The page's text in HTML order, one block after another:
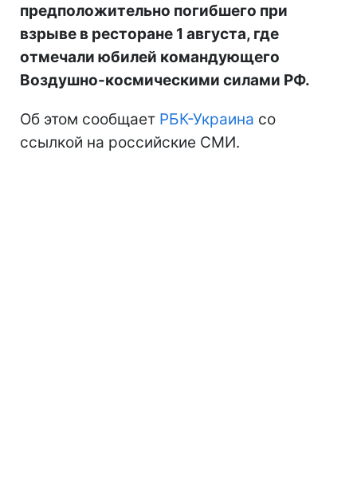
предположительно погибшего при
взрыве в ресторане 1 августа, где
отмечали юбилей командующего
Воздушно-космическими силами РФ.
Об этом сообщает РБК-Украина со
ссылкой на российские СМИ.